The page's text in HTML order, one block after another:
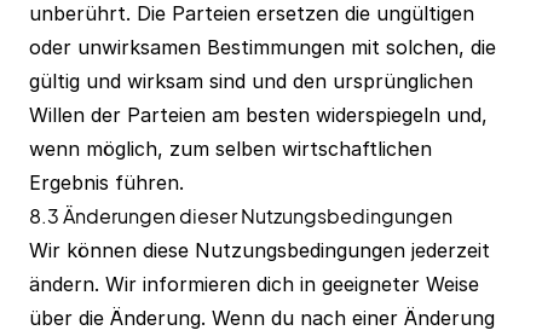
unberührt. Die Parteien ersetzen die ungültigen
oder unwirksamen Bestimmungen mit solchen, die
gültig und wirksam sind und den ursprünglichen
Willen der Parteien am besten widerspiegeln und,
wenn möglich, zum selben wirtschaftlichen
Ergebnis führen.
8.3 Änderungen dieser Nutzungsbedingungen
Wir können diese Nutzungsbedingungen jederzeit
ändern. Wir informieren dich in geeigneter Weise
über die Änderung. Wenn du nach einer Änderung